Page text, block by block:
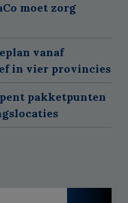
moet zorg
vanaf
in vier provincies
pakketpunten